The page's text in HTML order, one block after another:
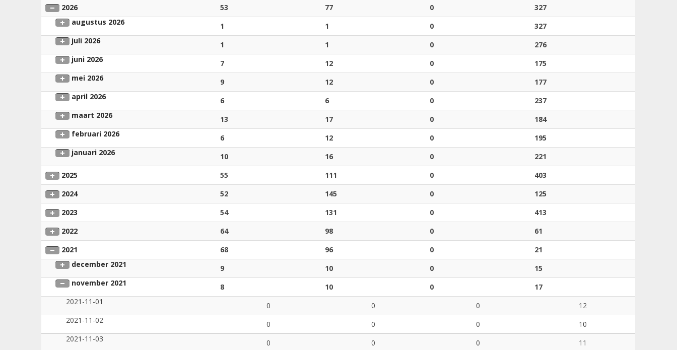
2026
53 77 0
327
augustus 2026
1 1 0
327
juli 2026
1 1 0
276
juni 2026
7 12 0
175
mei 2026
9 12 0
177
april 2026
6 6 0
237
maart 2026
13 17 0
184
februari 2026
6 12 0
195
januari 2026
10 16 0
221
2025
55 111 0
403
2024
52 145 0
125
2023
54 131 0
413
2022
64 98 0
61
2021
68 96 0
21
december 2021
9 10 0
15
november 2021
8 10 0
17
2021-11-01
0 0 0
12
2021-11-02
0 0 0
10
2021-11-03
0 0 0
11